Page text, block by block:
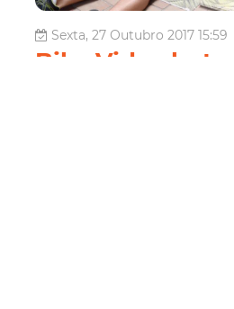
Sexta, 27 Outubro 2017 15:59
Bike Vida alerta a